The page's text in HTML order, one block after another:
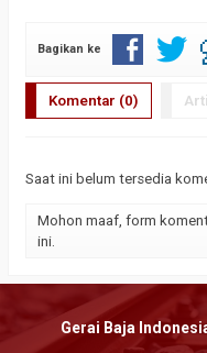
Bagikan ke
Komentar (0)
Saat ini belum tersedia
Mohon maaf, form
ini.
Gerai Baja